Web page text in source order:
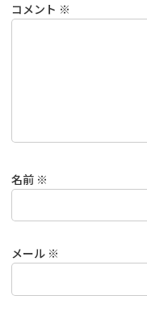
コメント ※
名前 ※
メール ※